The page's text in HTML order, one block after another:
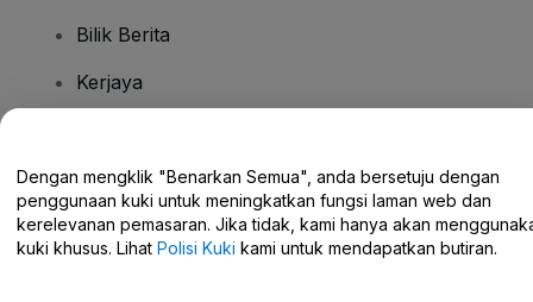
Bilik Berita
Kerjaya
Pusat Bantuan / Hubungi Kami
Dengan mengklik "Benarkan Semua", anda bersetuju dengan
penggunaan kuki untuk meningkatkan fungsi laman web dan
kerelevanan pemasaran. Jika tidak, kami hanya akan
kuki khusus. Lihat Polisi Kuki kami untuk mendapatkan butiran.